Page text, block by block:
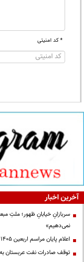
* کد امنیتی
آخرین اخبار
سربازانِ خیابانِ ظهور؛ ملتِ
نمی‌دهیم»
اعلام پایان مراسم اربعین ۱۴۰۵
توقف صادرات نفت عربستان به